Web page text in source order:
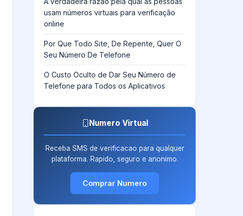
usam números virtuais para verificação
online
Por Que Todo Site, De Repente, Quer O
Seu Número De Telefone
O Custo Oculto de Dar Seu Número de
Telefone para Todos os Aplicativos
Numero Virtual
Receba SMS de verificacao para qualquer
plataforma. Rapido, seguro e anonimo.
Comprar Numero